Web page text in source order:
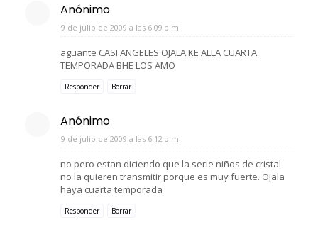
Anónimo
9 de julio de 2009 a las 6:09 p.m.
aguante CASI ANGELES OJALA KE ALLA CUARTA
TEMPORADA BHE LOS AMO
Responder Borrar
Anónimo
9 de julio de 2009 a las 6:12 p.m.
no pero estan diciendo que la serie niños de cristal
no la quieren transmitir porque es muy fuerte. Ojala
haya cuarta temporada
Responder Borrar